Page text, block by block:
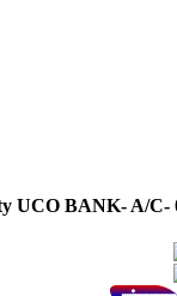
UCO BANK- A/C-